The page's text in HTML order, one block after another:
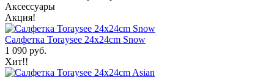
Аксессуары
Акция!
Салфетка Toraysee 24x24cm Snow
1 090 руб.
Хит!!